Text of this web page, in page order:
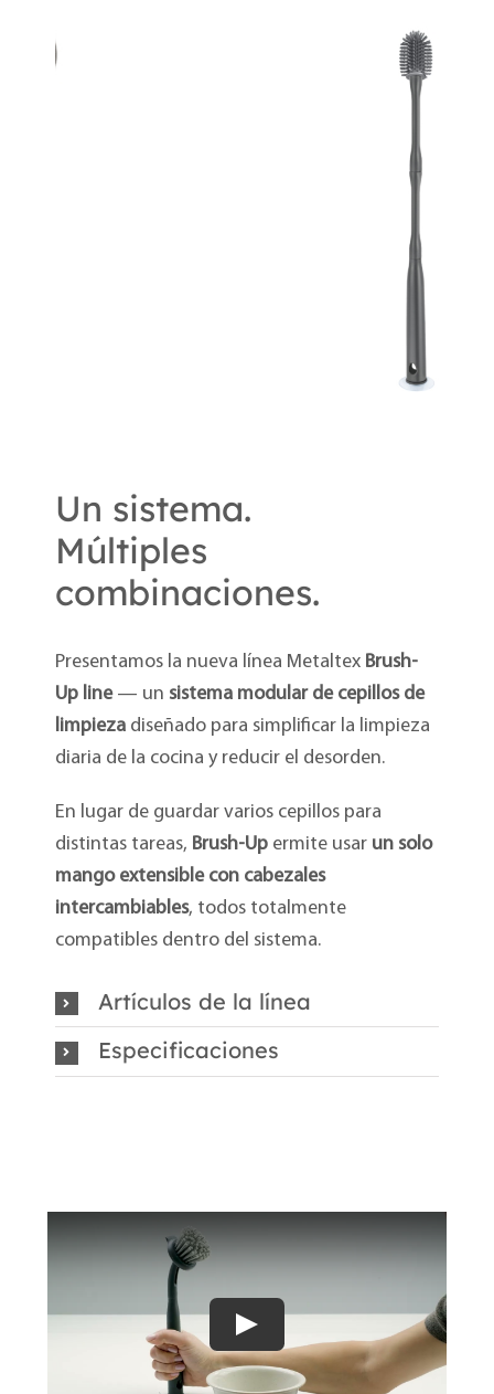
Un sistema.
Múltiples
combinaciones.
Presentamos la nueva línea Metaltex Brush-
Up line— un sistema modular de cepillos de
limpiezadiseñado para simplificar la limpieza
diaria de la cocina y reducir el desorden.
En lugar de guardar varios cepillos para
distintas tareas, Brush-Upermite usar un solo
mango extensible con cabezales
intercambiables, todos totalmente
compatibles dentro del sistema.
Artículos de la línea
Especificaciones